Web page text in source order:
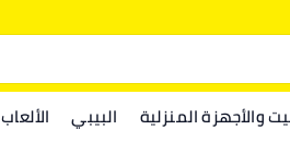
والأجهزة المنزلية البيبي الألعاب